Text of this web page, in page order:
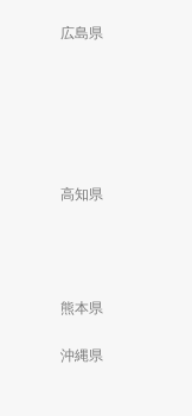
広島県
高知県
熊本県
沖縄県